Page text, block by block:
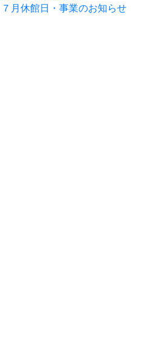
月休館日・事業のお知らせ